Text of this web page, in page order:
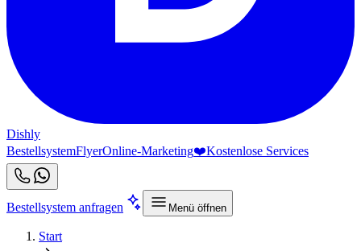
Dishly
BestellsystemFlyerOnline-Marketing❤️Kostenlose Services
Bestellsystem anfragen Menü öffnen
Start